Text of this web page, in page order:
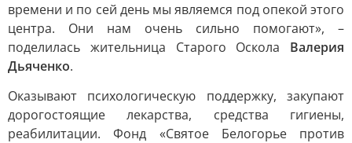
времени и по сей день мы являемся под опекой этого
центра. Они нам очень сильно помогают», –
поделилась жительница Старого Оскола Валерия
Дьяченко.
Оказывают психологическую поддержку, закупают
дорогостоящие лекарства, средства гигиены,
реабилитации. Фонд «Святое Белогорье против